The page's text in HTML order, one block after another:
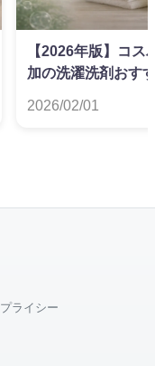
【2026年版】コス
加の洗濯洗剤おす
2026/02/01
ライシー